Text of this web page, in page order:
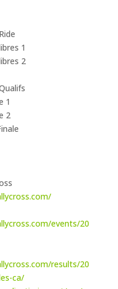
1
2
1
2
events/20
results/20
ca/